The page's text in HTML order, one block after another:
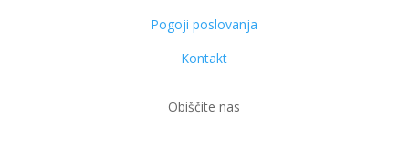
Pogoji poslovanja
Kontakt
Obiščite nas